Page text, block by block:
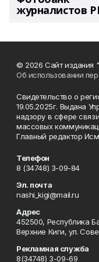
журналистов
© 2026 Сайт издания
Об использовании
Свидетельство о
19.05.2025г. Выдана
надзору в сфере
массовых
Главный редактор
Телефон
8 (34748) 3-09-84
Эл. почта
nashi_kigi@mail.ru
Адрес
452500, Республика
Верхние Киги, ул.
Рекламная служба
8(34748) 3-09-69